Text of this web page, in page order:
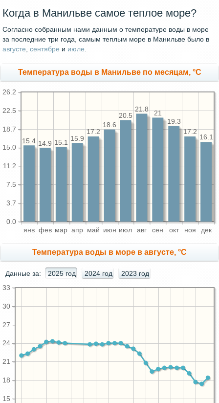
Когда в Манильве самое теплое море?
Согласно собранным нами данным о температуре воды в море
за последние три года, самым теплым море в Манильве было в
августе, сентябре и июле.
Температура воды в Манильве по месяцам, °C
янв фев мар апр май июн июл авг сен окт ноя дек
0.0
3.7
7.5
11.2
15.0
18.7
22.5
26.2
16.1
17.2
19.3
21
21.8
20.5
18.6
17.2
15.9
15.1
14.9
15.4
Температура воды в море в августе, °C
Данные за: 2025 год 2024 год 2023 год
15
18
21
24
27
30
33